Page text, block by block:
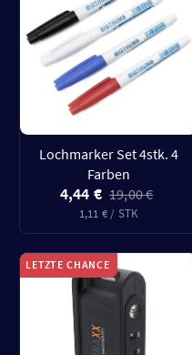
Lochmarker Set 4stk. 4
Farben
4,44 € 19,00 €
1,11 € / STK
LETZTE CHANCE